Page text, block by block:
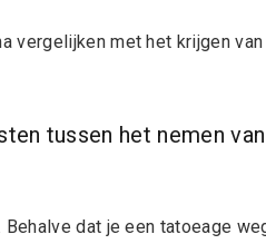
vergelijken met het krijgen
tussen het nemen
dat je een tatoeage